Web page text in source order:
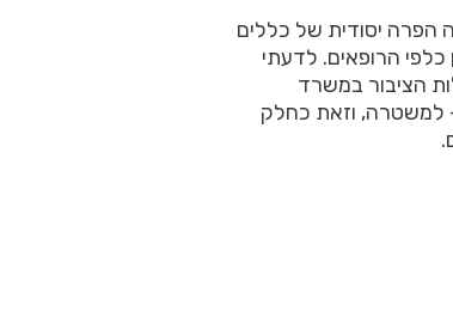
הפרה יסודית של כללים
הרופאים. לדעתי
הציבור במשרד
למשטרה, וזאת כחלק